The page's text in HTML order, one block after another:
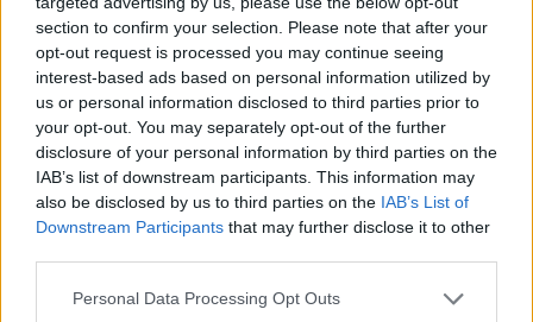
section to confirm your selection. Please note that after your
opt-out request is processed you may continue seeing
interest-based ads based on personal information utilized by
us or personal information disclosed to third parties prior to
your opt-out. You may separately opt-out of the further
disclosure of your personal information by third parties on the
IAB’s list of downstream participants. This information may
also be disclosed by us to third parties on the IAB’s List of
Downstream Participants that may further disclose it to other
Personal Data Processing Opt Outs
@SpectrumSN)pic.twitter.com/Nk52Ihpv85
— Los Angeles Lakers (@Lakers)March 4, 2020
Los Angeles Lakers siguen liderando con solvencia la
Conferencia Oeste tras esta victoria con 47 triunfos y
tan solo 13 derrotas. Les quedan 22 partidos para que
concluya la fase regular y es complicado que lo bajen